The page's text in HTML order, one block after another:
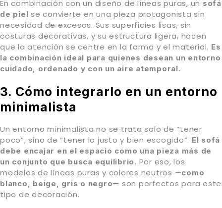
En combinación con un diseño de líneas puras, un sofá
de piel se convierte en una pieza protagonista sin
necesidad de excesos. Sus superficies lisas, sin
costuras decorativas, y su estructura ligera, hacen
que la atención se centre en la forma y el material. Es
la combinación ideal para quienes desean un entorno
cuidado, ordenado y con un aire atemporal.
3. Cómo integrarlo en un entorno
minimalista
Un entorno minimalista no se trata solo de “tener
poco”, sino de “tener lo justo y bien escogido”. El sofá
debe encajar en el espacio como una pieza más de
un conjunto que busca equilibrio. Por eso, los
modelos de líneas puras y colores neutros —como
blanco, beige, gris o negro— son perfectos para este
tipo de decoración.